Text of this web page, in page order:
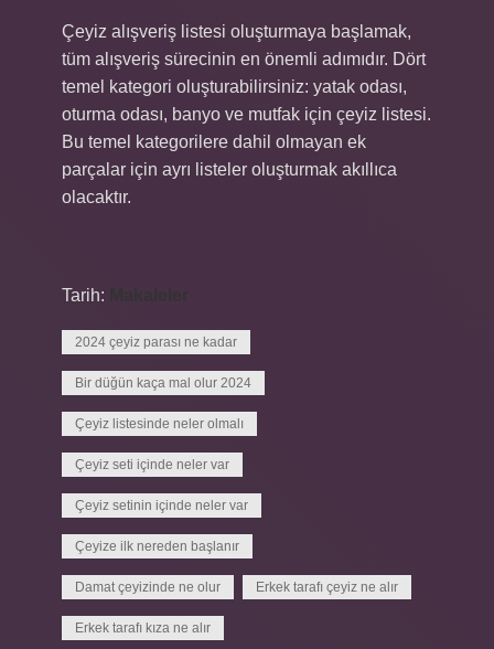
Çeyiz alışveriş listesi oluşturmaya başlamak,
tüm alışveriş sürecinin en önemli adımıdır. Dört
temel kategori oluşturabilirsiniz: yatak odası,
oturma odası, banyo ve mutfak için çeyiz listesi.
Bu temel kategorilere dahil olmayan ek
parçalar için ayrı listeler oluşturmak akıllıca
olacaktır.
Tarih:
2024 çeyiz parası ne kadar
Bir düğün kaça mal olur 2024
Çeyiz listesinde neler olmalı
Çeyiz seti içinde neler var
Çeyiz setinin içinde neler var
Çeyize ilk nereden başlanır
Damat çeyizinde ne olur Erkek tarafı çeyiz ne alır
Erkek tarafı kıza ne alır